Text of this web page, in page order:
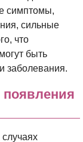
симптомы,
сильные
что
быть
заболевания.